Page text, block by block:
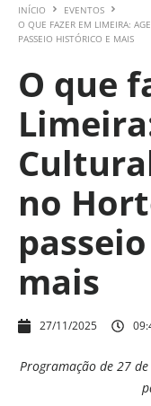
INÍCIO
EVENTOS
O QUE FAZER EM LIMEIRA:
PASSEIO HISTÓRICO E MAIS
O que
no
mais
27/11/2025
Programação de 27